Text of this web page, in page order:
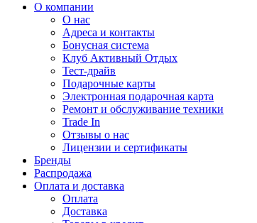
О компании
О нас
Адреса и контакты
Бонусная система
Клуб Активный Отдых
Тест-драйв
Подарочные карты
Электронная подарочная карта
Ремонт и обслуживание техники
Trade In
Отзывы о нас
Лицензии и сертификаты
Бренды
Распродажа
Оплата и доставка
Оплата
Доставка